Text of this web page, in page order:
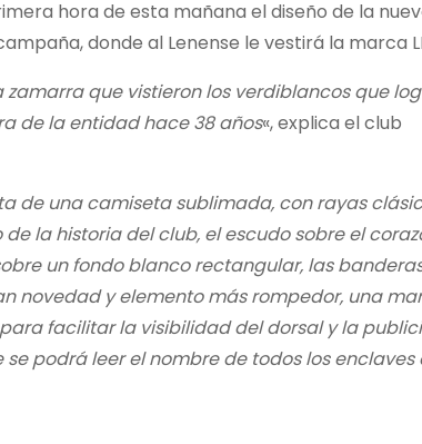
hora de esta mañana el diseño de la
donde al Lenense le vestirá la marca
zamarra que vistieron los verdiblancos que
de la entidad hace 38 años«, explica el club
de una camiseta sublimada, con rayas
la historia del club, el escudo sobre el
un fondo blanco rectangular, las
novedad y elemento más rompedor, una
facilitar la visibilidad del dorsal y la
se podrá leer el nombre de todos los enclaves